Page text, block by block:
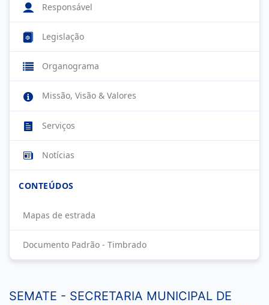
Responsável
Legislação
Organograma
Missão, Visão & Valores
Serviços
Notícias
CONTEÚDOS
Mapas de estrada
Documento Padrão - Timbrado
SEMATE - SECRETARIA MUNICIPAL DE